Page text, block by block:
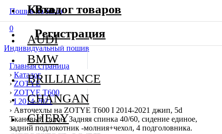
Пошив на заказ
0
Индивидуальный пошив
Главная страница
› Каталог
› ZOTYE
› ZOTYE T600
› I 2014-2021
› Авточехлы на ZOTYE T600 I 2014-2021 джип, 5d
Тканевый салон. Задняя спинка 40/60, сидение единое,
задний подлокотник -молния+чехол, 4 подголовника.
Каталог товаров
AUDI
BMW
BRILLIANCE
CHANGAN
CHERY
Вход
Регистрация